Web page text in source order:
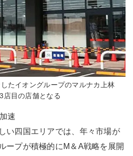
たイオングループのマルナカ上林
店目の店舗となる
速
い四国エリアでは、年々市場が
ープが積極的にM＆A戦略を展開